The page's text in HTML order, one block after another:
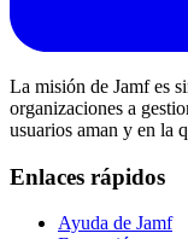
La misión de Jamf es
organizaciones a
usuarios aman y en la
Enlaces rápidos
Ayuda de Jamf